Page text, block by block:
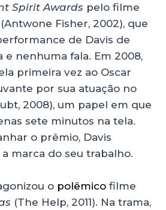
Spirit Awards pelo filme
Fisher, 2002), que
de Davis de
e nenhuma fala. Em 2008,
primeira vez ao Oscar
por sua atuação no
2008), um papel em que
sete minutos na tela.
o prêmio, Davis
marca do seu trabalho.
o polêmico filme
(The Help, 2011). Na trama,